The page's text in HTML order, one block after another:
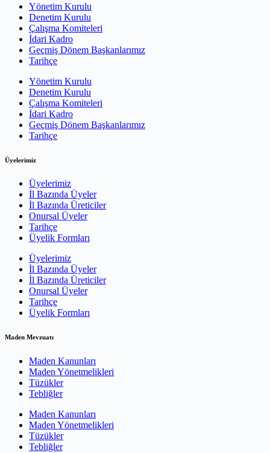
Yönetim Kurulu
Denetim Kurulu
Çalışma Komiteleri
İdari Kadro
Geçmiş Dönem Başkanlarımız
Tarihçe
Yönetim Kurulu
Denetim Kurulu
Çalışma Komiteleri
İdari Kadro
Geçmiş Dönem Başkanlarımız
Tarihçe
Üyelerimiz
Üyelerimiz
İl Bazında Üyeler
İl Bazında Üreticiler
Onursal Üyeler
Tarihçe
Üyelik Formları
Üyelerimiz
İl Bazında Üyeler
İl Bazında Üreticiler
Onursal Üyeler
Tarihçe
Üyelik Formları
Maden Mevzuatı
Maden Kanunları
Maden Yönetmelikleri
Tüzükler
Tebliğler
Maden Kanunları
Maden Yönetmelikleri
Tüzükler
Tebliğler